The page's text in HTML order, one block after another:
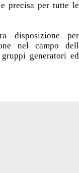
precisa per tutte le
disposizione per
nel campo dell
generatori ed